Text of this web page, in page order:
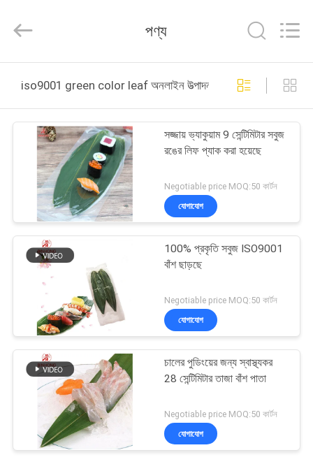
পণ্য
আমাদের
সম্পর্কে
কারখানা
ভ্রমণ
নিয়ন্ত্রণ
যোগাযোগ
খবর
Export
All
Reserved.
পণ্য
iso9001 green color leaf অনলাইন উত্পাদন
সজ্জায় ভ্যাকুয়াম 9 সেন্টিমিটার সবুজ
রঙের লিফ প্যাক করা হয়েছে
Negotiable price MOQ:50 কার্টন
যোগাযোগ
100% প্রকৃতি সবুজ ISO9001
বাঁশ ছাড়ছে
Negotiable price MOQ:50 কার্টন
যোগাযোগ
চালের পুডিংয়ের জন্য স্বাস্থ্যকর
28 সেন্টিমিটার তাজা বাঁশ পাতা
Negotiable price MOQ:50 কার্টন
যোগাযোগ